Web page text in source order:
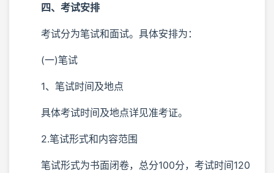
四、考试安排
考试分为笔试和面试。具体安排为：
(一)笔试
1、笔试时间及地点
具体考试时间及地点详见准考证。
2.笔试形式和内容范围
笔试形式为书面闭卷，总分100分，考试时间120